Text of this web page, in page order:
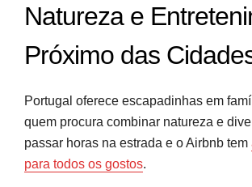
Natureza e
Próximo das
Portugal oferece escapadinhas em
quem procura combinar natureza e
passar horas na estrada e o Airbnb tem
para todos os gostos.